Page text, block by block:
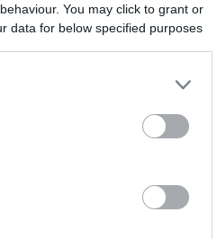
You may click to grant or
data for below specified purposes
montano su entrambi i pneumatici di